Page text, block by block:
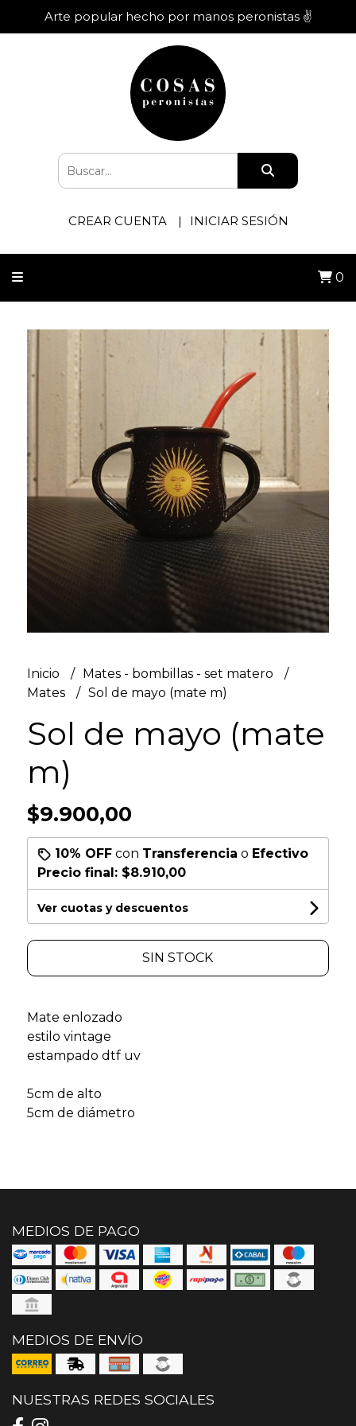
Arte popular hecho por manos peronistas ✌️
CREAR CUENTA INICIAR SESIÓN
0
Inicio
Mates - bombillas - set matero
Mates
Sol de mayo (mate m)
Sol de mayo (mate
m)
$9.900,00
10% OFFcon Transferencia o Efectivo
Precio final: $8.910,00
Ver cuotas y descuentos
SIN STOCK
Mate enlozado
estilo vintage
estampado dtf uv
5cm de alto
5cm de diámetro
MEDIOS DE PAGO
MEDIOS DE ENVÍO
NUESTRAS REDES SOCIALES